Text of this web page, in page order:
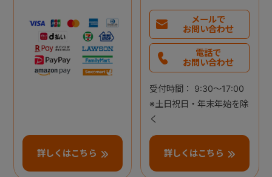
詳しくはこちら
メールで
お問い合わせ
電話で
お問い合わせ
受付時間： 9:30～17:00
※土日祝日・年末年始を除
く
詳しくはこちら